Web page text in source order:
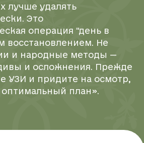
лучше удалять
Это
операция "день в
восстановлением. Не
и народные методы —
и осложнения. Прежде
УЗИ и придите на осмотр,
план».